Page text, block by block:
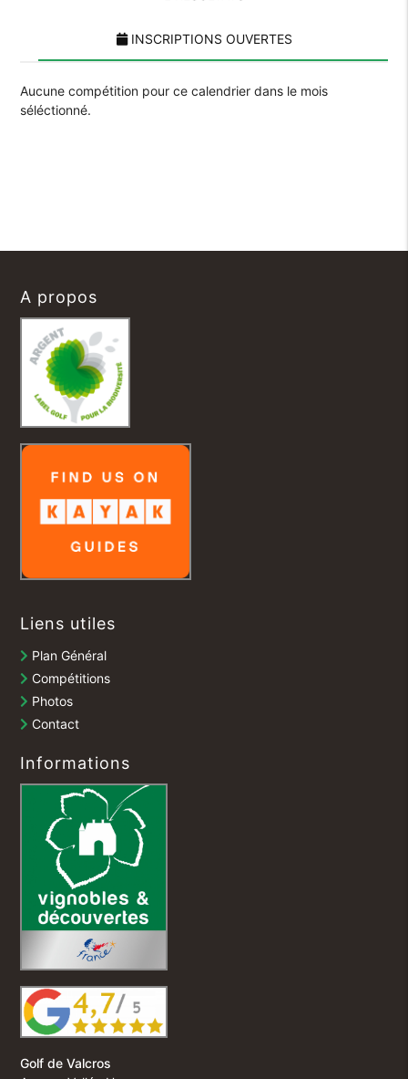
INSCRIPTIONS OUVERTES
Aucune compétition pour ce calendrier dans le mois
séléctionné.
A propos
Liens utiles
Plan Général
Compétitions
Photos
Contact
Informations
Golf de Valcros